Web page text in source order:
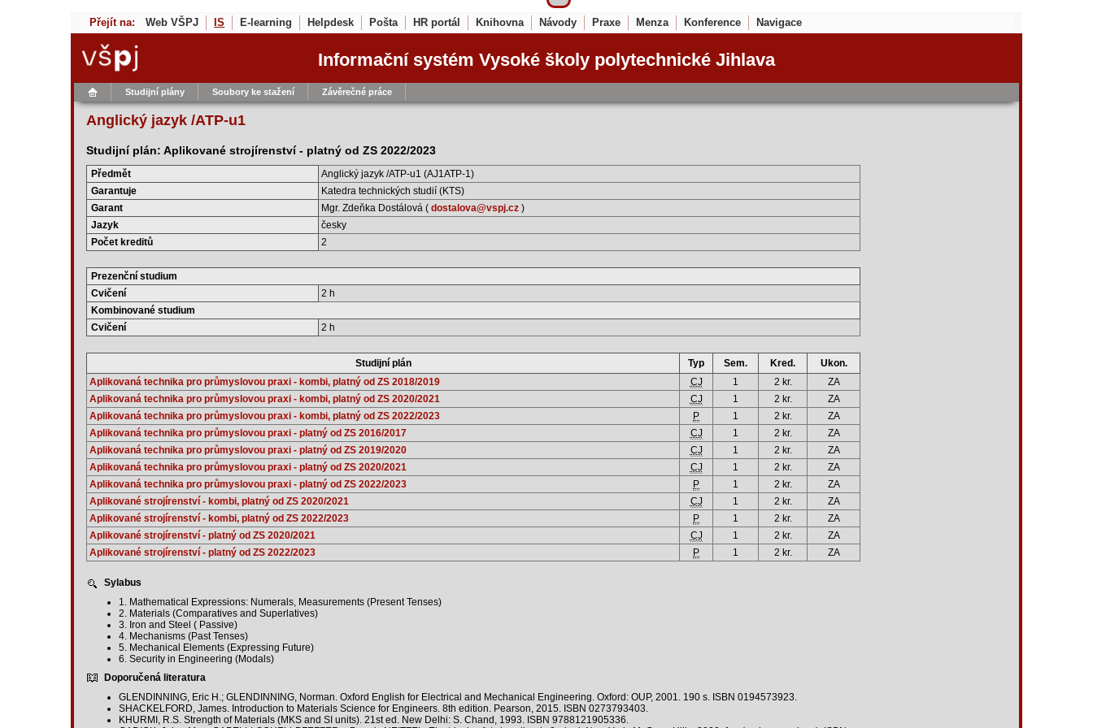
Přejít na: Web VŠPJ IS E-learning Helpdesk Pošta HR portál Knihovna Návody Praxe Menza Konference Navigace
Informační systém Vysoké školy polytechnické Jihlava
Studijní plány Soubory ke stažení Závěrečné práce
Anglický jazyk /ATP-u1
Studijní plán: Aplikované strojírenství - platný od ZS 2022/2023
Předmět
Anglický jazyk /ATP-u1 (AJ1ATP-1)
Garantuje
Katedra technických studií (KTS)
Garant
Mgr. Zdeňka Dostálová ( dostalova@vspj.cz )
Jazyk
česky
Počet kreditů
2
Prezenční studium
Cvičení
2 h
Kombinované studium
Cvičení
2 h
Studijní plán Typ Sem. Kred.
Ukon.
Aplikovaná technika pro průmyslovou praxi - kombi, platný od ZS 2018/2019
CJ 1 2 kr.
ZA
Aplikovaná technika pro průmyslovou praxi - kombi, platný od ZS 2020/2021
CJ 1 2 kr.
ZA
Aplikovaná technika pro průmyslovou praxi - kombi, platný od ZS 2022/2023
P 1 2 kr.
ZA
Aplikovaná technika pro průmyslovou praxi - platný od ZS 2016/2017
CJ 1 2 kr.
ZA
Aplikovaná technika pro průmyslovou praxi - platný od ZS 2019/2020
CJ 1 2 kr.
ZA
Aplikovaná technika pro průmyslovou praxi - platný od ZS 2020/2021
CJ 1 2 kr.
ZA
Aplikovaná technika pro průmyslovou praxi - platný od ZS 2022/2023
P 1 2 kr.
ZA
Aplikované strojírenství - kombi, platný od ZS 2020/2021
CJ 1 2 kr.
ZA
Aplikované strojírenství - kombi, platný od ZS 2022/2023
P 1 2 kr.
ZA
Aplikované strojírenství - platný od ZS 2020/2021
CJ 1 2 kr.
ZA
Aplikované strojírenství - platný od ZS 2022/2023
P 1 2 kr. ZA
Sylabus
1. Mathematical Expressions: Numerals, Measurements (Present Tenses)
2. Materials (Comparatives and Superlatives)
3. Iron and Steel ( Passive)
4. Mechanisms (Past Tenses)
5. Mechanical Elements (Expressing Future)
6. Security in Engineering (Modals)
Doporučená literatura
GLENDINNING, Eric H.; GLENDINNING, Norman. Oxford English for Electrical and Mechanical Engineering. Oxford: OUP, 2001. 190 s. ISBN 0194573923.
SHACKELFORD, James. Introduction to Materials Science for Engineers. 8th edition. Pearson, 2015. ISBN 0273793403.
KHURMI, R.S. Strength of Materials (MKS and SI units). 21st ed. New Delhi: S. Chand, 1993. ISBN 9788121905336.